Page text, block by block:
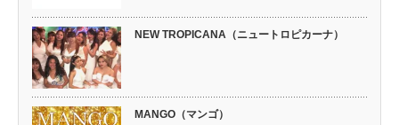
NEW TROPICANA（ニュートロピカーナ）
MANGO（マンゴ）